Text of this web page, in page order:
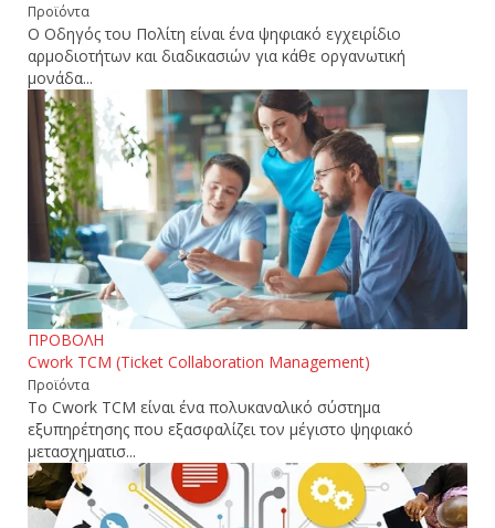
Προϊόντα
Ο Οδηγός του Πολίτη είναι ένα ψηφιακό εγχειρίδιο
αρμοδιοτήτων και διαδικασιών για κάθε οργανωτική
μονάδα...
ΠΡΟΒΟΛΗ
Cwork TCM (Ticket Collaboration Management)
Προϊόντα
Το Cwork TCM είναι ένα πολυκαναλικό σύστημα
εξυπηρέτησης που εξασφαλίζει τον μέγιστο ψηφιακό
μετασχηματισ...